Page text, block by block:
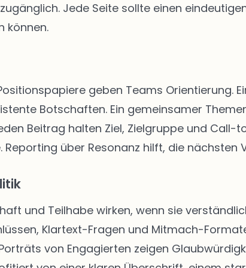
Jede Seite sollte einen
können.
geben Teams Orientierung.
Botschaften. Ein gemeinsamer
Beitrag halten Ziel, Zielgruppe und Call-
über Resonanz hilft, die nächsten
und Teilhabe wirken, wenn sie
Klartext-Fragen und Mitmach-
von Engagierten zeigen